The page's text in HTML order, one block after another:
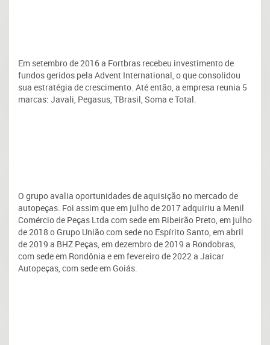
Em setembro de 2016 a Fortbras recebeu investimento de
fundos geridos pela Advent International, o que consolidou
sua estratégia de crescimento. Até então, a empresa reunia 5
marcas: Javali, Pegasus, TBrasil, Soma e Total.
O grupo avalia oportunidades de aquisição no mercado de
autopeças. Foi assim que em julho de 2017 adquiriu a Menil
Comércio de Peças Ltda com sede em Ribeirão Preto, em julho
de 2018 o Grupo União com sede no Espírito Santo, em abril
de 2019 a BHZ Peças, em dezembro de 2019 a Rondobras,
com sede em Rondônia e em fevereiro de 2022 a Jaicar
Autopeças, com sede em Goiás.